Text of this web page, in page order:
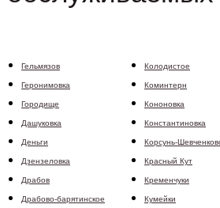
Гельмязов
Геронимовка
Городище
Дашуковка
Деньги
Дзензеловка
Драбов
Драбово-барятинское
Колодистое
Коминтерн
Кононовка
Константиновка
Корсунь-
Красный Кут
Кременчуки
Кумейки